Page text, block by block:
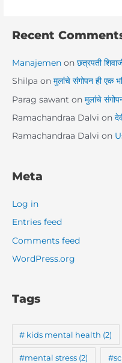
Recent
Manajemenon छत्रपती
Shilpa on मुलांचे संगोपन ही एक
Parag sawant on मुलांचे
Ramachandraa Dalvi on
Ramachandraa Dalvi on
Meta
Log in
Entries feed
Comments feed
WordPress.org
Tags
# kids mental health (2)
#mental stress (2)